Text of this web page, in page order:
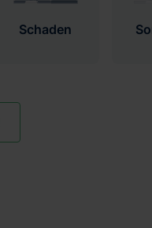
Schaden